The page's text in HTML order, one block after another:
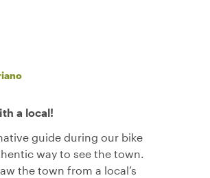
a local!
guide during our bike
way to see the town.
the town from a local’s